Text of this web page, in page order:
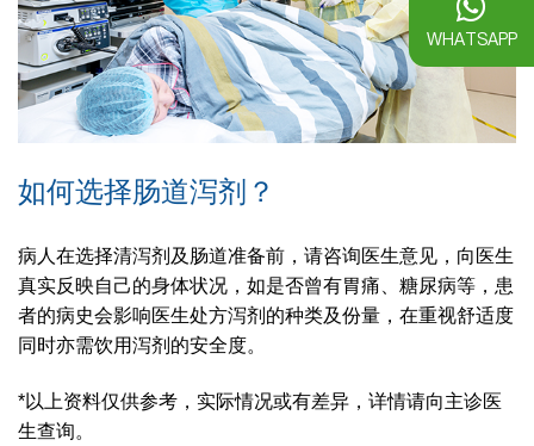
如何选择肠道泻剂？
病人在选择清泻剂及肠道准备前，请咨询医生意见，向医生
真实反映自己的身体状况，如是否曾有胃痛、糖尿病等，患
者的病史会影响医生处方泻剂的种类及份量，在重视舒适度
同时亦需饮用泻剂的安全度。
*以上资料仅供参考，实际情况或有差异，详情请向主诊医
生查询。
WHATSAPP